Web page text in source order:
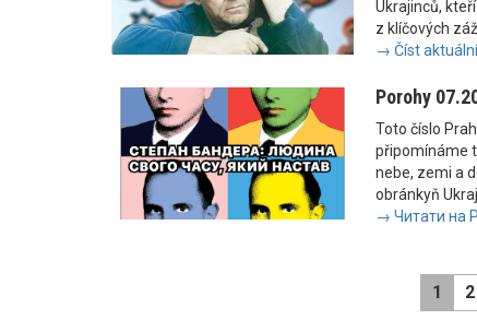
Ukrajinců,
z klíčových
→ Číst
Porohy
Toto číslo
připomínáme
nebe, zemi a
obránkyň
→ Читати на
1 2